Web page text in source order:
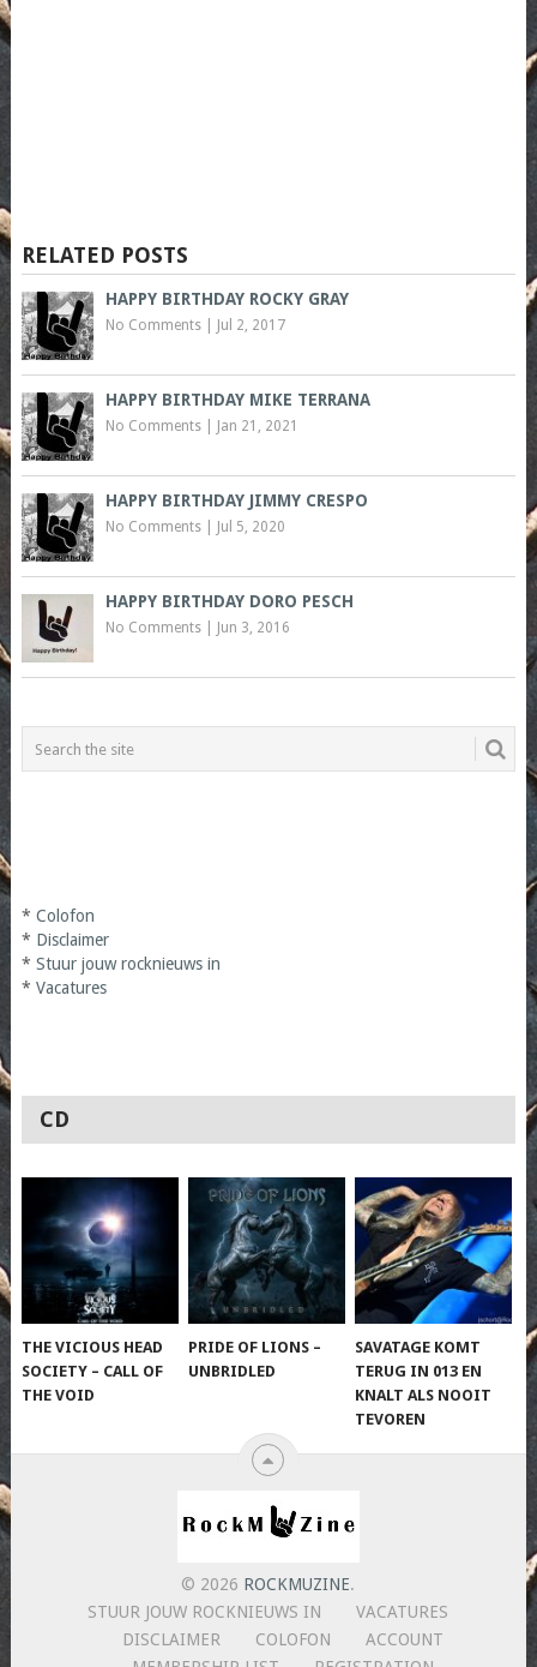
RELATED POSTS
HAPPY BIRTHDAY ROCKY GRAY
No Comments| Jul 2, 2017
HAPPY BIRTHDAY MIKE TERRANA
No Comments| Jan 21, 2021
HAPPY BIRTHDAY JIMMY CRESPO
No Comments| Jul 5, 2020
HAPPY BIRTHDAY DORO PESCH
No Comments| Jun 3, 2016
* Colofon
* Disclaimer
* Stuur jouw rocknieuws in
* Vacatures
CD
THE VICIOUS HEAD
SOCIETY – CALL OF
THE VOID
PRIDE OF LIONS –
UNBRIDLED
SAVATAGE KOMT
TERUG IN 013 EN
KNALT ALS NOOIT
TEVOREN
© 2026 ROCKMUZINE.
STUUR JOUW ROCKNIEUWS IN
VACATURES
DISCLAIMER
COLOFON
ACCOUNT